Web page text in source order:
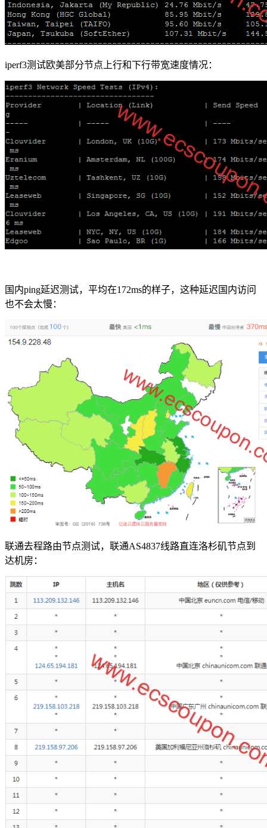
iperf3测试欧美部分节点上行和下行带宽速度情况：
国内ping延迟测试，平均在172ms的样子，这种延迟国内访问
也不会太慢：
联通去程路由节点测试，联通AS4837线路直连洛杉矶节点到
达机房：